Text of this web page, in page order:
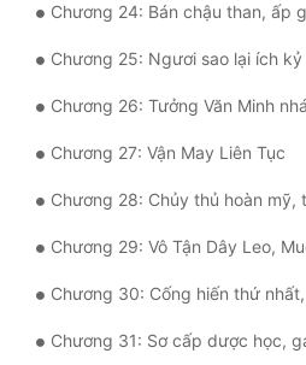
Chương 24: Bán chậu than, ấp
Chương 25: Ngươi sao lại ích
Chương 26: Tưởng Văn Minh
Chương 27: Vận May Liên Tục
Chương 28: Chủy thủ hoàn mỹ,
Chương 29: Vô Tận Dây Leo,
Chương 30: Cống hiến thứ
Chương 31: Sơ cấp dược học,